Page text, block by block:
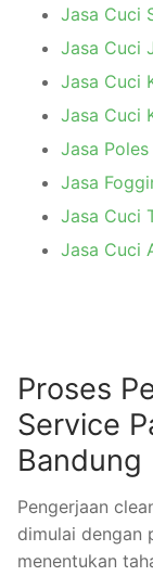
Jasa Cuci
Jasa Cuci
Jasa Cuci
Jasa Cuci
Jasa
Jasa
Jasa Cuci
Jasa Cuci
Proses
Service
Bandung
Pengerjaan
dimulai dengan
menentukan